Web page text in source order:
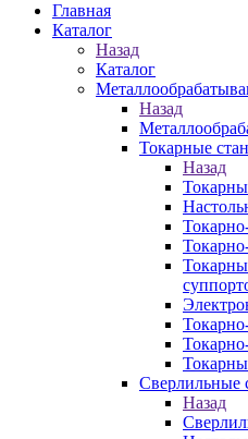
Главная
Каталог
Назад
Каталог
Назад
Токарные
Назад
Сверлильные
Назад